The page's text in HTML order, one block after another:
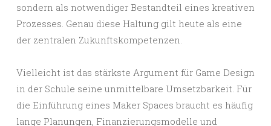
sondern als notwendiger Bestandteil eines kreativen
Prozesses. Genau diese Haltung gilt heute als eine
der zentralen Zukunftskompetenzen.
Vielleicht ist das stärkste Argument für Game Design
in der Schule seine unmittelbare Umsetzbarkeit. Für
die Einführung eines Maker Spaces braucht es häufig
lange Planungen, Finanzierungsmodelle und